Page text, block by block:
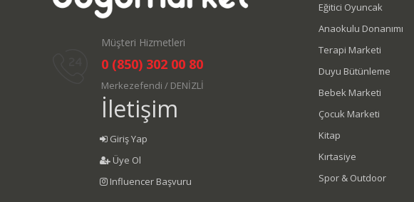
Müşteri Hizmetleri
0 (850) 302 00 80
Merkezefendi / DENİZLİ
İletişim
Giriş Yap
Üye Ol
Influencer Başvuru
Eğitici Oyuncak
Anaokulu Donanımı
Terapi Marketi
Duyu Bütünleme
Bebek Marketi
Çocuk Marketi
Kitap
Kırtasiye
Spor & Outdoor